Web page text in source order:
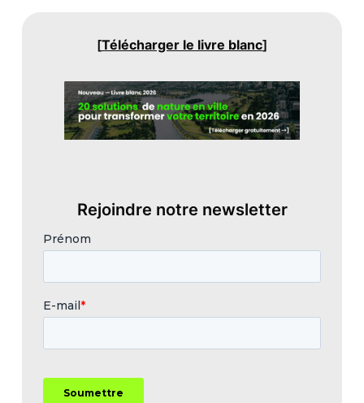
[Télécharger le livre blanc]
Rejoindre notre newsletter